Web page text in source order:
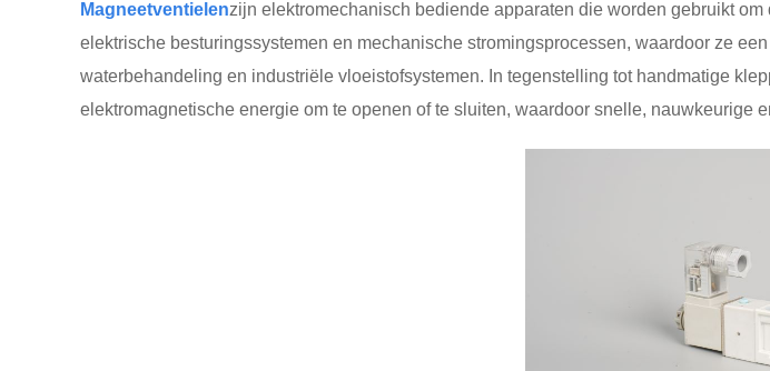
Magneetventielenzijn elektromechanisch bediende apparaten die worden gebruikt
elektrische besturingssystemen en mechanische stromingsprocessen, waardoor ze
waterbehandeling en industriële vloeistofsystemen. In tegenstelling tot handmatige
elektromagnetische energie om te openen of te sluiten, waardoor snelle,